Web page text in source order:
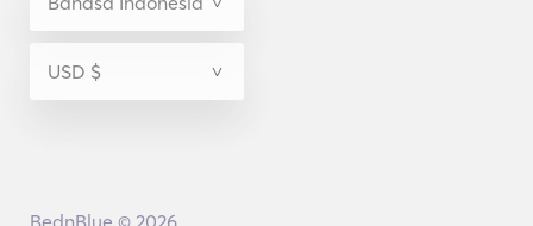
BednBlue © 2026